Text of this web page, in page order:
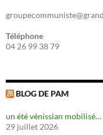
Téléphone
04 26 99 38 79
BLOG DE PAM
un été vénissian mobilisé…
29 juillet 2026